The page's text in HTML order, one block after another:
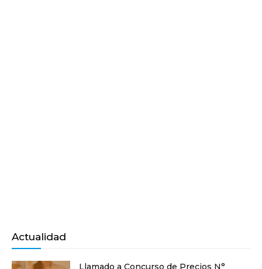
Actualidad
Llamado a Concurso de Precios N°